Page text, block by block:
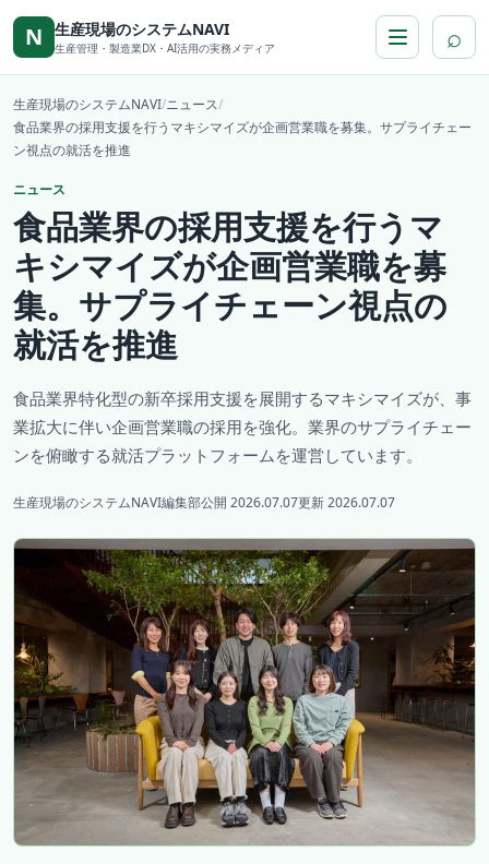
本文へ移動
N 生産現場のシステムNAVI
生産管理・製造業DX・AI活用の実務メディア ⌕
生産現場のシステムNAVI/ニュース/
食品業界の採用支援を行うマキシマイズが企画営業職を募集。サプライチェー
ン視点の就活を推進
ニュース
食品業界の採用支援を行うマ
キシマイズが企画営業職を募
集。サプライチェーン視点の
就活を推進
食品業界特化型の新卒採用支援を展開するマキシマイズが、事
業拡大に伴い企画営業職の採用を強化。業界のサプライチェー
ンを俯瞰する就活プラットフォームを運営しています。
生産現場のシステムNAVI編集部公開 2026.07.07更新 2026.07.07